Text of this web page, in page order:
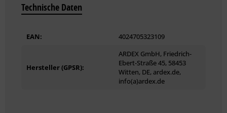
können Sie dem Produktdatenblatt entnehmen.
Technische Daten
EAN: 4024705323109
Hersteller (GPSR):
ARDEX GmbH, Friedrich-
Ebert-Straße 45, 58453
Witten, DE, ardex.de,
info(a)ardex.de